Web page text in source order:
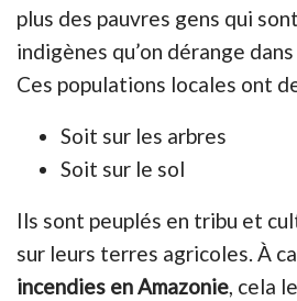
plus des pauvres gens qui
indigènes qu’on dérange
Ces populations locales ont
Soit sur les arbres
Soit sur le sol
Ils sont peuplés en tribu et
sur leurs terres agricoles. À
incendies en Amazonie, cela